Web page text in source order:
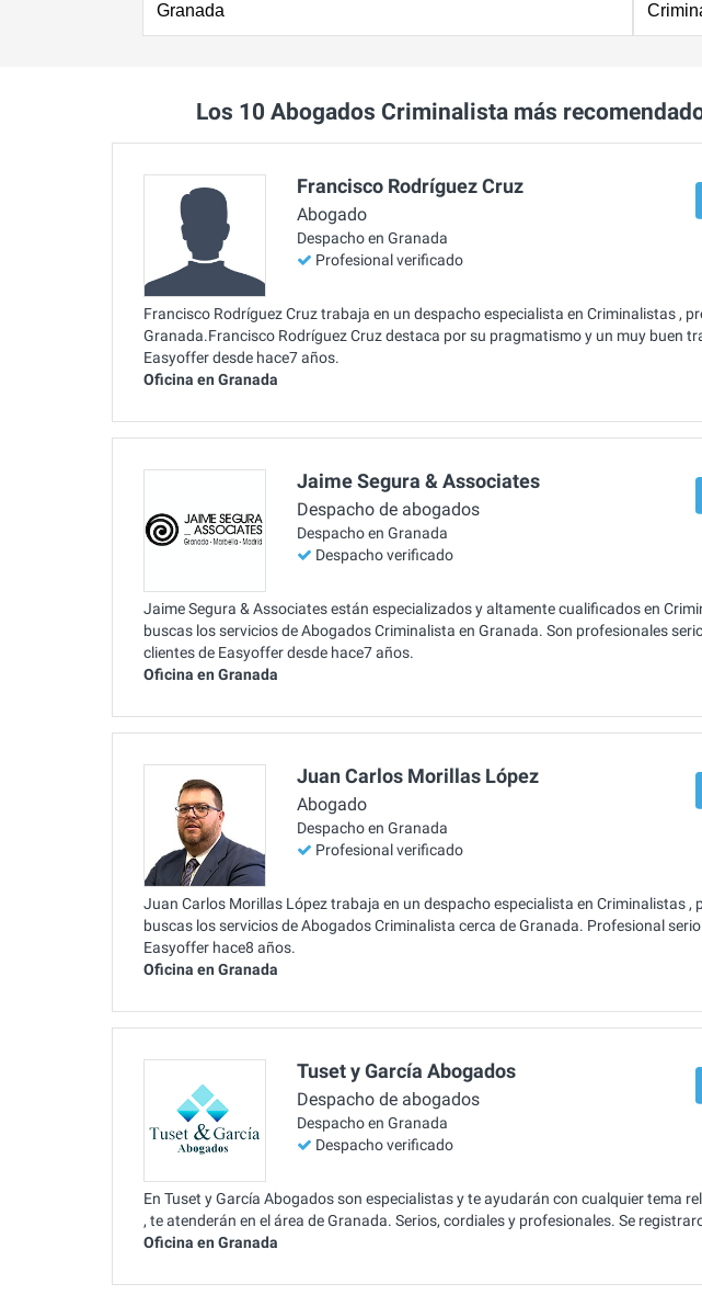
Los 10 Abogados Criminalista más
Francisco Rodríguez Cruz
Abogado
Despacho en Granada
Profesional verificado
Francisco Rodríguez Cruz trabaja en un despacho especialista en Criminalistas ,
Granada.Francisco Rodríguez Cruz destaca por su pragmatismo y un muy buen
Easyoffer desde hace7 años.
Oficina en Granada
Jaime Segura & Associates
Despacho de abogados
Despacho en Granada
Despacho verificado
Jaime Segura & Associates están especializados y altamente cualificados en
buscas los servicios de Abogados Criminalista en Granada. Son profesionales
clientes de Easyoffer desde hace7 años.
Oficina en Granada
Juan Carlos Morillas López
Abogado
Despacho en Granada
Profesional verificado
Juan Carlos Morillas López trabaja en un despacho especialista en Criminalistas ,
buscas los servicios de Abogados Criminalista cerca de Granada. Profesional
Easyoffer hace8 años.
Oficina en Granada
Tuset y García Abogados
Despacho de abogados
Despacho en Granada
Despacho verificado
En Tuset y García Abogados son especialistas y te ayudarán con cualquier tema
, te atenderán en el área de Granada. Serios, cordiales y profesionales. Se
Oficina en Granada